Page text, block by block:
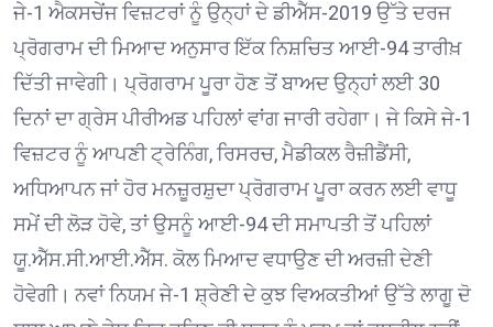
ਜੇ-1 ਐਕਸਚੇਂਜ ਵਿਜ਼ਟਰਾਂ ਨੂੰ ਉਨ੍ਹਾਂ ਦੇ ਡੀਐੱਸ-2019 ਉੱਤੇ ਦਰਜ
ਪ੍ਰੋਗਰਾਮ ਦੀ ਮਿਆਦ ਅਨੁਸਾਰ ਇੱਕ ਨਿਸ਼ਚਿਤ ਆਈ-94 ਤਾਰੀਖ਼
ਦਿੱਤੀ ਜਾਵੇਗੀ। ਪ੍ਰੋਗਰਾਮ ਪੂਰਾ ਹੋਣ ਤੋਂ ਬਾਅਦ ਉਨ੍ਹਾਂ ਲਈ 30
ਦਿਨਾਂ ਦਾ ਗ੍ਰੇਸ ਪੀਰੀਅਡ ਪਹਿਲਾਂ ਵਾਂਗ ਜਾਰੀ ਰਹੇਗਾ। ਜੇ ਕਿਸੇ ਜੇ-1
ਵਿਜ਼ਟਰ ਨੂੰ ਆਪਣੀ ਟ੍ਰੇਨਿੰਗ, ਰਿਸਰਚ, ਮੈਡੀਕਲ ਰੈਜ਼ੀਡੈਂਸੀ,
ਅਧਿਆਪਨ ਜਾਂ ਹੋਰ ਮਨਜ਼ੂਰਸ਼ੁਦਾ ਪ੍ਰੋਗਰਾਮ ਪੂਰਾ ਕਰਨ ਲਈ ਵਾਧੂ
ਸਮੇਂ ਦੀ ਲੋੜ ਹੋਵੇ, ਤਾਂ ਉਸਨੂੰ ਆਈ-94 ਦੀ ਸਮਾਪਤੀ ਤੋਂ ਪਹਿਲਾਂ
ਯੂ.ਐੱਸ.ਸੀ.ਆਈ.ਐੱਸ. ਕੋਲ ਮਿਆਦ ਵਧਾਉਣ ਦੀ ਅਰਜ਼ੀ ਦੇਣੀ
ਹੋਵੇਗੀ। ਨਵਾਂ ਨਿਯਮ ਜੇ-1 ਸ਼੍ਰੇਣੀ ਦੇ ਕੁਝ ਵਿਅਕਤੀਆਂ ਉੱਤੇ ਲਾਗੂ ਦੋ